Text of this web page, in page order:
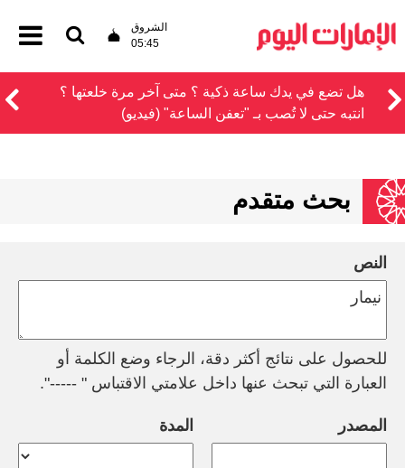
الشروق
05:45
هل تضع في يدك ساعة ذكية ؟ متى آخر مرة خلعتها ؟
انتبه حتى لا تُصب بـ "تعفن الساعة" (فيديو)
بحث متقدم
النص
للحصول على نتائج أكثر دقة، الرجاء وضع الكلمة أو
العبارة التي تبحث عنها داخل علامتي الاقتباس " -----".
المصدر المدة